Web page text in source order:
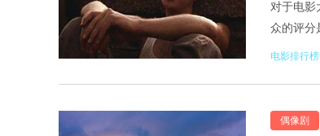
对于电影
众的评分
来看看
电影排行榜
偶像剧